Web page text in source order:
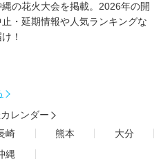
の花火大会を掲載。2026年の開
・延期情報や人気ランキングな
！
レンダー
崎 熊本
大分
縄